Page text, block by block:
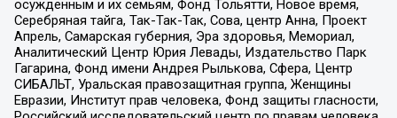
осужденным и их семьям, Фонд Тольятти, Новое время,
Серебряная тайга, Так-Так-Так, Сова, центр Анна, Проект
Апрель, Самарская губерния, Эра здоровья, Мемориал,
Аналитический Центр Юрия Левады, Издательство Парк
Гагарина, Фонд имени Андрея Рылькова, Сфера, Центр
СИБАЛЬТ, Уральская правозащитная группа, Женщины
Евразии, Институт прав человека, Фонд защиты гласности,